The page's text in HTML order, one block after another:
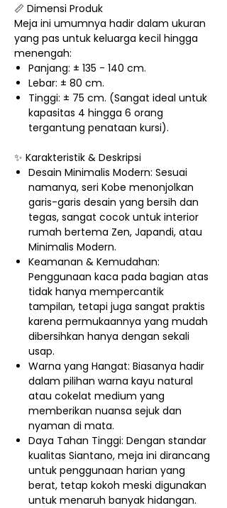
📏 Dimensi Produk
Meja ini umumnya hadir dalam ukuran
yang pas untuk keluarga kecil hingga
menengah:
Panjang: ± 135 - 140 cm.
Lebar: ± 80 cm.
Tinggi: ± 75 cm. (Sangat ideal untuk
kapasitas 4 hingga 6 orang
tergantung penataan kursi).
✨ Karakteristik & Deskripsi
Desain Minimalis Modern: Sesuai
namanya, seri Kobe menonjolkan
garis-garis desain yang bersih dan
tegas, sangat cocok untuk interior
rumah bertema Zen, Japandi, atau
Minimalis Modern.
Keamanan & Kemudahan:
Penggunaan kaca pada bagian atas
tidak hanya mempercantik
tampilan, tetapi juga sangat praktis
karena permukaannya yang mudah
dibersihkan hanya dengan sekali
usap.
Warna yang Hangat: Biasanya hadir
dalam pilihan warna kayu natural
atau cokelat medium yang
memberikan nuansa sejuk dan
nyaman di mata.
Daya Tahan Tinggi: Dengan standar
kualitas Siantano, meja ini dirancang
untuk penggunaan harian yang
berat, tetap kokoh meski digunakan
untuk menaruh banyak hidangan.